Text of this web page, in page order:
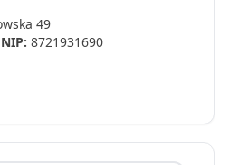
49
NIP: 8721931690